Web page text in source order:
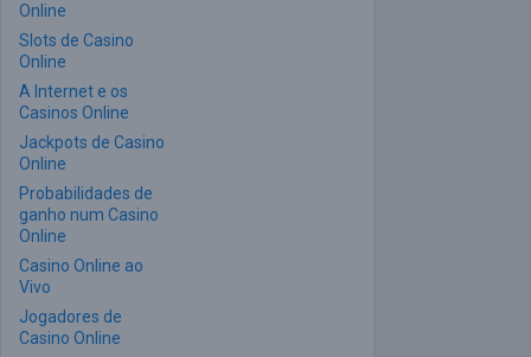
Online
Slots de Casino
Online
A Internet e os
Casinos Online
Jackpots de Casino
Online
Probabilidades de
ganho num Casino
Online
Casino Online ao
Vivo
Jogadores de
Casino Online